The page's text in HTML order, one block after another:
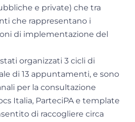
e private) che tra
che rappresentano i
di implementazione del
organizzati 3 cicli di
di 13 appuntamenti, e sono
per la consultazione
Italia, ParteciPA e template
di raccogliere circa